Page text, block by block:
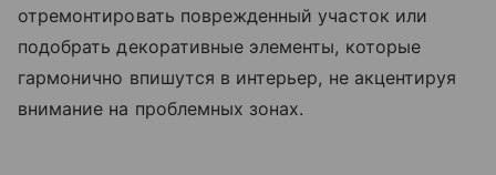
отремонтировать поврежденный участок или
подобрать декоративные элементы, которые
гармонично впишутся в интерьер, не акцентируя
внимание на проблемных зонах.